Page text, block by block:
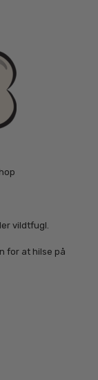
vildtfugl.
for at hilse på